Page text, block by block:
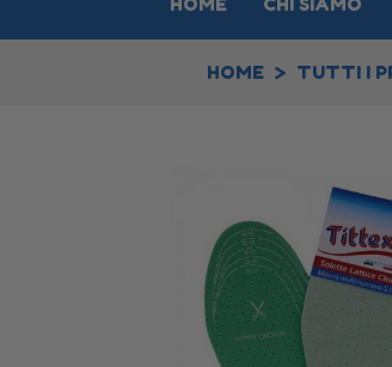
HOME TUTTI I